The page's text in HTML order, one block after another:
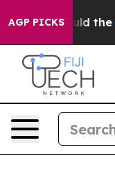
AGP PICKSShould the